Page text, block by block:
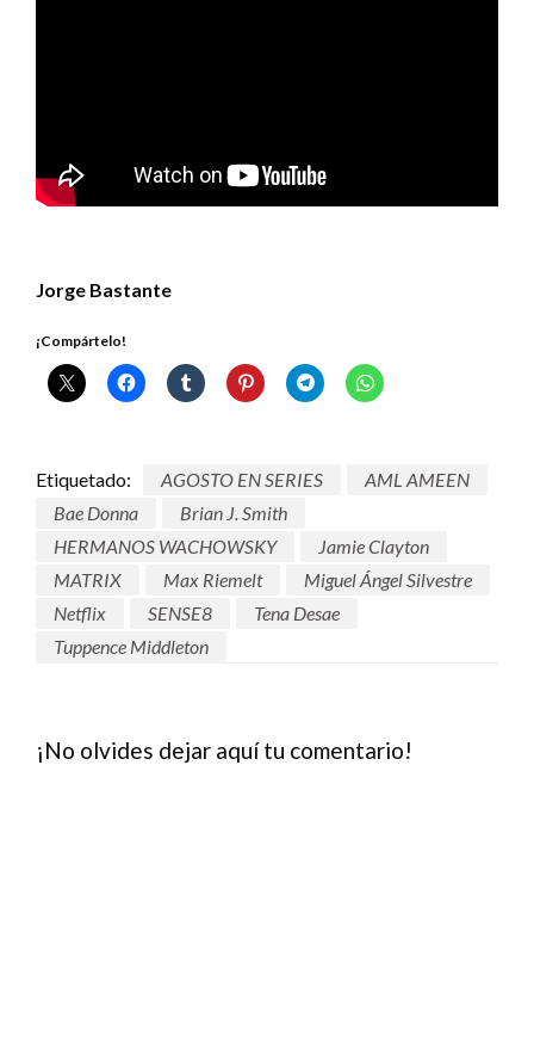
Jorge Bastante
¡Compártelo!
Etiquetado: AGOSTO EN SERIES
AML AMEEN
Bae Donna
Brian J. Smith
HERMANOS WACHOWSKY
Jamie Clayton
MATRIX
Max Riemelt
Miguel Ángel Silvestre
Netflix
SENSE8
Tena Desae
Tuppence Middleton
¡No olvides dejar aquí tu comentario!